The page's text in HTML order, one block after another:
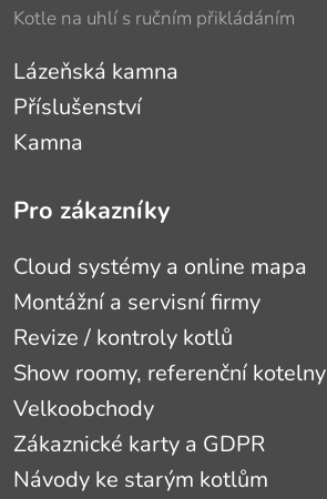
Kotle na uhlí s ručním přikládáním
Lázeňská kamna
Příslušenství
Kamna
Pro zákazníky
Cloud systémy a online mapa
Montážní a servisní firmy
Revize / kontroly kotlů
Show roomy, referenční kotelny
Velkoobchody
Zákaznické karty a GDPR
Návody ke starým kotlům